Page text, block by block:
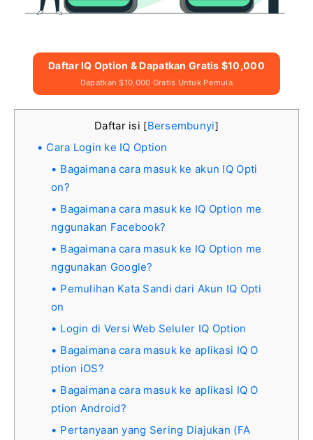
Daftar IQ Option & Dapatkan Gratis $10,000
Dapatkan $10,000 Gratis Untuk Pemula
Daftar isi [Bersembunyi]
Cara Login ke IQ Option
Bagaimana cara masuk ke akun IQ Opti
on?
Bagaimana cara masuk ke IQ Option me
nggunakan Facebook?
Bagaimana cara masuk ke IQ Option me
nggunakan Google?
Pemulihan Kata Sandi dari Akun IQ Opti
on
Login di Versi Web Seluler IQ Option
Bagaimana cara masuk ke aplikasi IQ O
ption iOS?
Bagaimana cara masuk ke aplikasi IQ O
ption Android?
Pertanyaan yang Sering Diajukan (FA